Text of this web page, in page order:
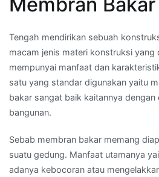
Tengah mendirikan sebuah
macam jenis materi konstruksi yang
mempunyai manfaat dan
satu yang standar digunakan yaitu
bakar sangat baik kaitannya
bangunan.
Sebab membran bakar memang
suatu gedung. Manfaat utamanya
adanya kebocoran atau